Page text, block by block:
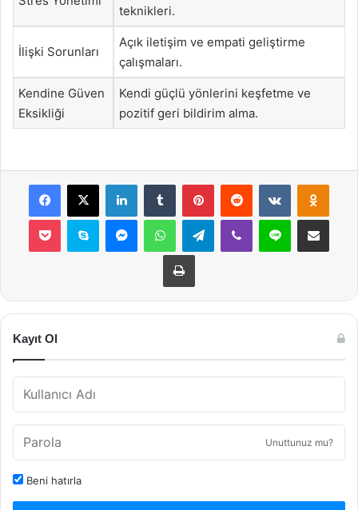
teknikleri.
İlişki Sorunları
Açık iletişim ve empati geliştirme
çalışmaları.
Kendine Güven
Eksikliği
Kendi güçlü yönlerini keşfetme ve
pozitif geri bildirim alma.
Facebook
X LinkedInTumblr PinterestReddit VKontakte
Pocket Skype MessengerWhatsAppTelegramViber Line E-Posta ile
Yazdır
Kayıt Ol
Unuttunuz mu?
Beni hatırla